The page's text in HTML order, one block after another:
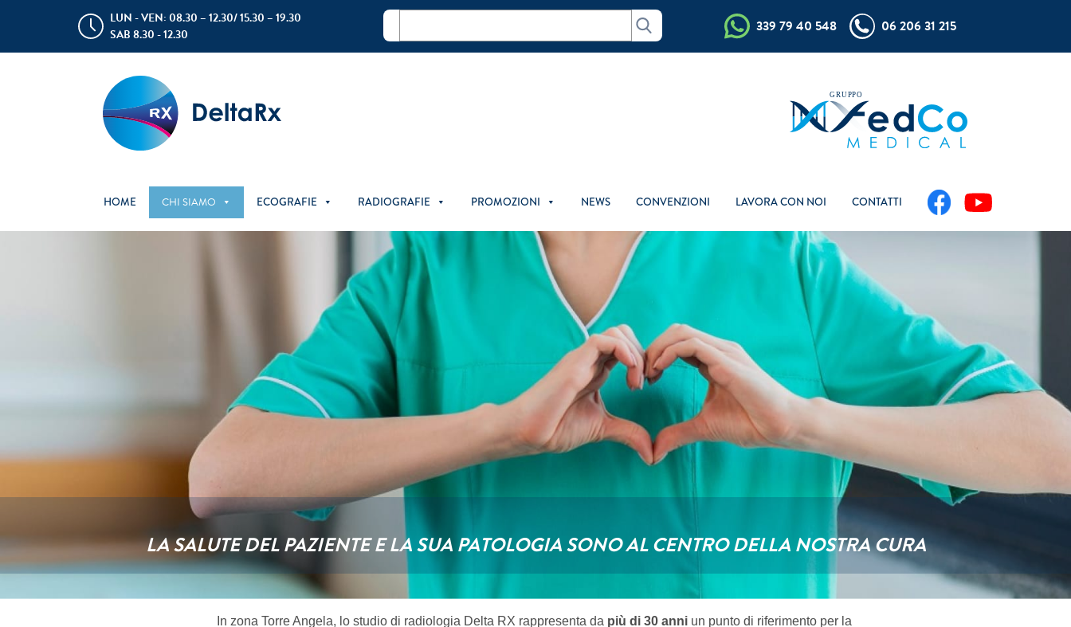
LUN - VEN: 08.30 – 12.30/ 15.30 – 19.30
SAB 8.30 - 12.30
C
e
r
339 79 40 548 06 206 31 215
HOME CHI SIAMO ECOGRAFIE RADIOGRAFIE PROMOZIONI NEWS CONVENZIONI LAVORA CON NOI CONTATTI
LA SALUTE DEL PAZIENTE E LA SUA PATOLOGIA SONO AL CENTRO DELLA NOSTRA CURA
In zona Torre Angela, lo studio di radiologia Delta RX rappresenta da più di 30 anni un punto di riferimento per la